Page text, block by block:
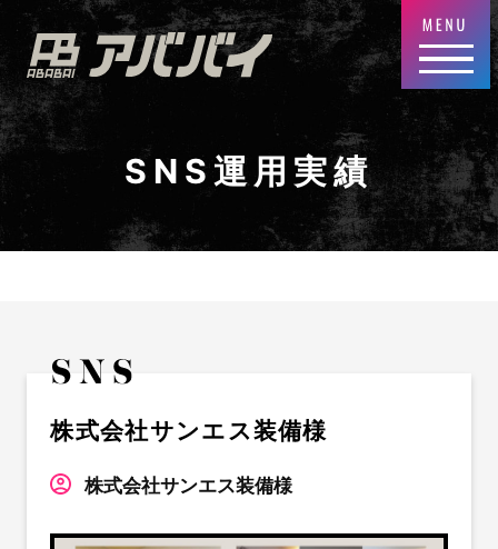
SNS運用実績
株式会社サンエス装備様
株式会社サンエス装備様